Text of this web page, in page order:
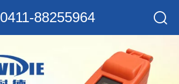
0411-88255964